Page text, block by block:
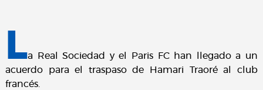
La Real Sociedad y el Paris FC han llegado a un
acuerdo para el traspaso de Hamari Traoré al club
francés.